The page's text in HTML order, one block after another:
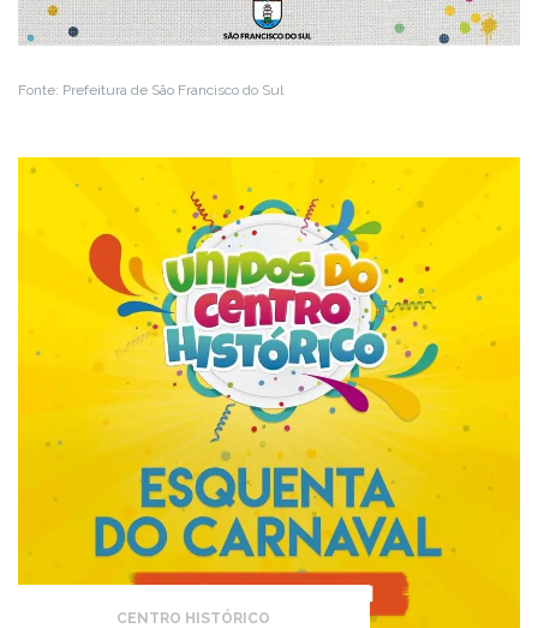
Fonte: Prefeitura de São Francisco do Sul
CENTRO HISTÓRICO